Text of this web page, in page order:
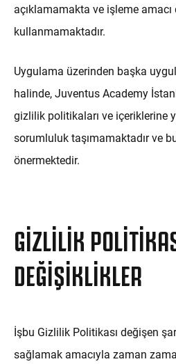
açıklamamakta ve işleme amacı
kullanmamaktadır.
Uygulama üzerinden başka
halinde, Juventus Academy
gizlilik politikaları ve içeriklerine
sorumluluk taşımamaktadır ve
önermektedir.
GIZLILIK
DEĞIŞIKLIKLER
İşbu Gizlilik Politikası değişen
sağlamak amacıyla zaman